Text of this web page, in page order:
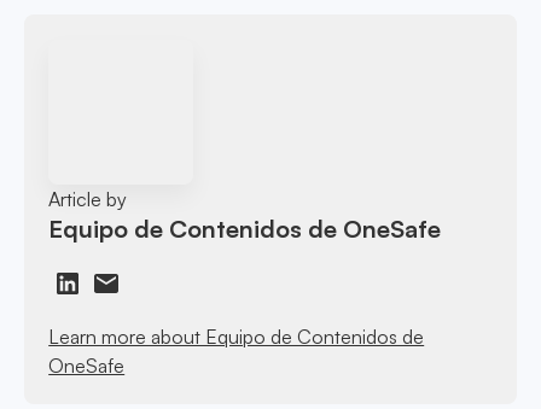
Article by
Equipo de Contenidos de OneSafe
Learn more about Equipo de Contenidos de
OneSafe